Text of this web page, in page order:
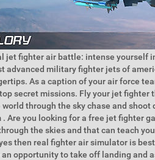
jet fighter air battle: intense yourself
advanced military fighter jets of
As a caption of your air force
secret missions. Fly your jet
through the sky chase and shoot
Are you looking for a free jet fighter
the skies and that can teach
then real fighter air simulator is
opportunity to take off landing and